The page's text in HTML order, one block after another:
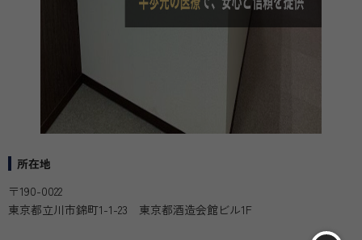
所在地
〒190-0022
東京都立川市錦町1-1-23 東京都酒造会館ビル1F